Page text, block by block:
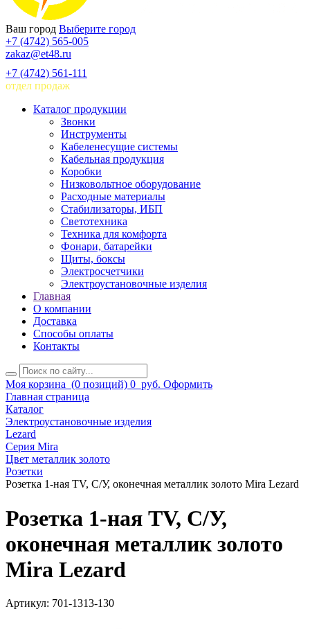
Ваш город Выберите город
+7 (4742) 565-005
zakaz@et48.ru
+7 (4742) 561-111
отдел продаж
Каталог продукции
Звонки
Инструменты
Кабеленесущие системы
Кабельная продукция
Коробки
Низковольтное оборудование
Расходные материалы
Стабилизаторы, ИБП
Светотехника
Техника для комфорта
Фонари, батарейки
Щиты, боксы
Электросчетчики
Электроустановочные изделия
Главная
О компании
Доставка
Способы оплаты
Контакты
Моя корзина (0 позиций) 0 руб. Оформить
Главная страница
Каталог
Электроустановочные изделия
Lezard
Серия Mira
Цвет металлик золото
Розетки
Розетка 1-ная TV, С/У, оконечная металлик золото Mira Lezard
Розетка 1-ная TV, С/У,
оконечная металлик золото
Mira Lezard
Артикул: 701-1313-130